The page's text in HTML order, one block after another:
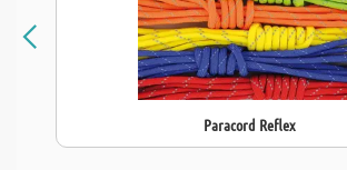
Paracord Reflex